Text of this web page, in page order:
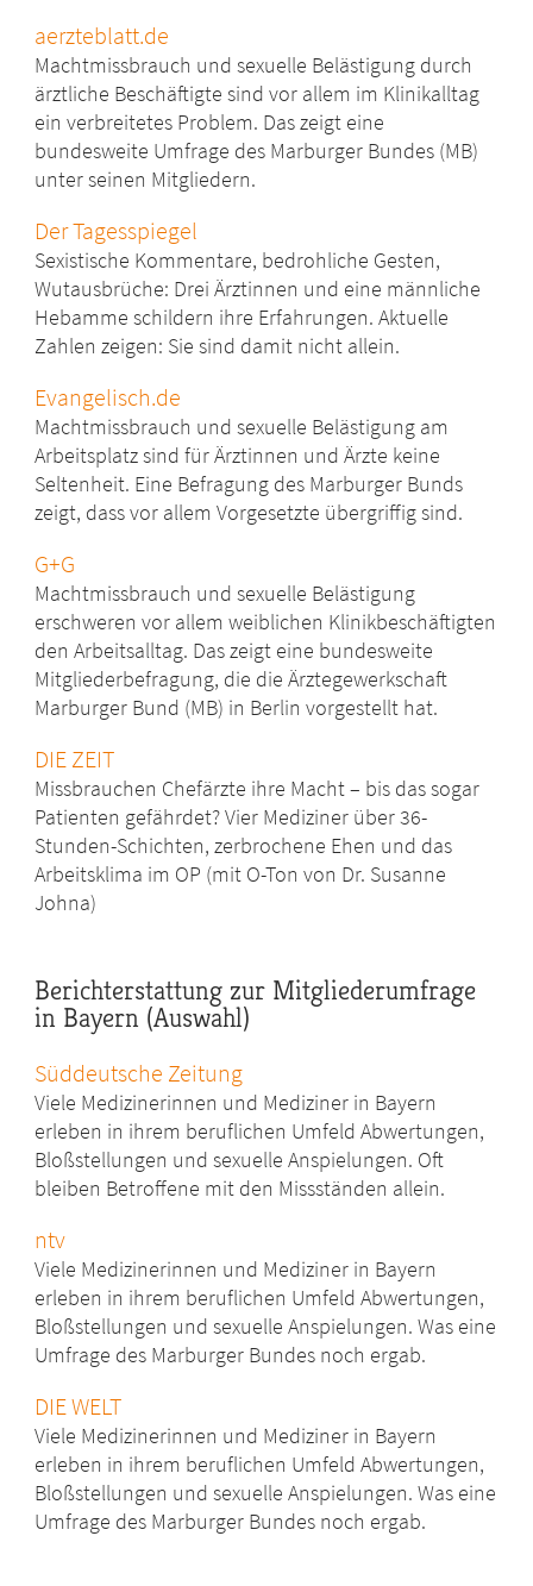
aerzteblatt.de
Machtmissbrauch und sexuelle Belästigung durch
ärztliche Beschäftigte sind vor allem im Klinikalltag
ein verbreitetes Problem. Das zeigt eine
bundesweite Umfrage des Marburger Bundes (MB)
unter seinen Mitgliedern.
Der Tagesspiegel
Sexistische Kommentare, bedrohliche Gesten,
Wutausbrüche: Drei Ärztinnen und eine männliche
Hebamme schildern ihre Erfahrungen. Aktuelle
Zahlen zeigen: Sie sind damit nicht allein.
Evangelisch.de
Machtmissbrauch und sexuelle Belästigung am
Arbeitsplatz sind für Ärztinnen und Ärzte keine
Seltenheit. Eine Befragung des Marburger Bunds
zeigt, dass vor allem Vorgesetzte übergriffig sind.
G+G
Machtmissbrauch und sexuelle Belästigung
erschweren vor allem weiblichen Klinikbeschäftigten
den Arbeitsalltag. Das zeigt eine bundesweite
Mitgliederbefragung, die die Ärztegewerkschaft
Marburger Bund (MB) in Berlin vorgestellt hat.
DIE ZEIT
Missbrauchen Chefärzte ihre Macht – bis das sogar
Patienten gefährdet? Vier Mediziner über 36-
Stunden-Schichten, zerbrochene Ehen und das
Arbeitsklima im OP (mit O-Ton von Dr. Susanne
Johna)
Berichterstattung zur Mitgliederumfrage
in Bayern (Auswahl)
Süddeutsche Zeitung
Viele Medizinerinnen und Mediziner in Bayern
erleben in ihrem beruflichen Umfeld Abwertungen,
Bloßstellungen und sexuelle Anspielungen. Oft
bleiben Betroffene mit den Missständen allein.
ntv
Viele Medizinerinnen und Mediziner in Bayern
erleben in ihrem beruflichen Umfeld Abwertungen,
Bloßstellungen und sexuelle Anspielungen. Was eine
Umfrage des Marburger Bundes noch ergab.
DIE WELT
Viele Medizinerinnen und Mediziner in Bayern
erleben in ihrem beruflichen Umfeld Abwertungen,
Bloßstellungen und sexuelle Anspielungen. Was eine
Umfrage des Marburger Bundes noch ergab.